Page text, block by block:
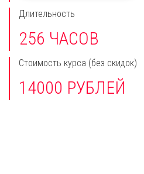
Длительность
256 ЧАСОВ
Стоимость курса (без скидок)
14000 РУБЛЕЙ